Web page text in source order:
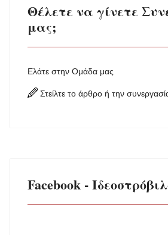
Θέλετε να γίνετε
μας;
Ελάτε στην Ομάδα μας
Στείλτε το άρθρο ή την
Facebook -